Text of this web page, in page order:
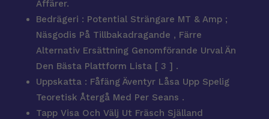
Affärer.
Bedrägeri : Potential Strängare MT & Amp ;
Näsgodis På Tillbakadragande , Färre
Alternativ Ersättning Genomförande Urval Än
Den Bästa Plattform Lista [ 3 ] .
Uppskatta : Fåfäng Äventyr Låsa Upp Spelig
Teoretisk Återgå Med Per Seans .
Tapp Visa Och Välj Ut Fräsch Själland